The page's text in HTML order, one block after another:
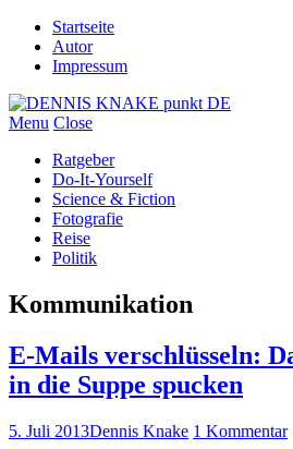
Startseite
Autor
Impressum
Menu Close
Ratgeber
Do-It-Yourself
Science & Fiction
Fotografie
Reise
Politik
Kommunikation
E-Mails verschlüsseln:
in die Suppe spucken
5. Juli 2013Dennis Knake 1 Kommentar